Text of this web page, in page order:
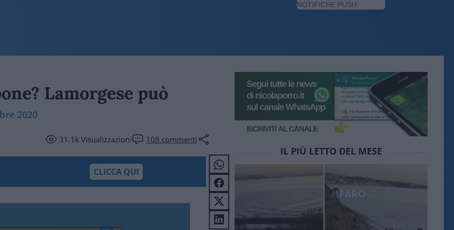
NOTIFICHE PUSH
Lamorgese può
2020
31.1kVisualizzazioni 108 commenti
CLICCA QUI
IL PIÙ LETTO DEL MESE